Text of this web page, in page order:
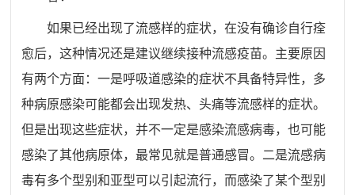
如果已经出现了流感样的症状，在没有确诊自行痊
愈后，这种情况还是建议继续接种流感疫苗。主要原因
有两个方面：一是呼吸道感染的症状不具备特异性，多
种病原感染可能都会出现发热、头痛等流感样的症状。
但是出现这些症状，并不一定是感染流感病毒，也可能
感染了其他病原体，最常见就是普通感冒。二是流感病
毒有多个型别和亚型可以引起流行，而感染了某个型别